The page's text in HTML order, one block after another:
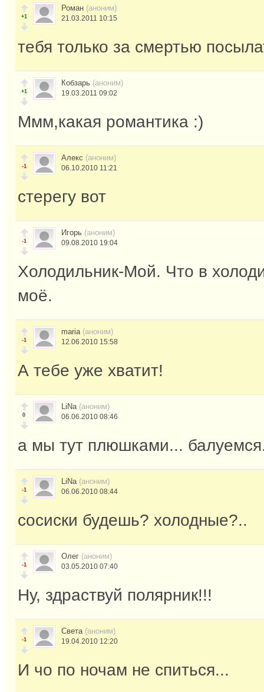
+1
Роман (аноним)
21.03.2011 10:15
тебя только за смертью
+1
Кобзарь (аноним)
19.03.2011 09:02
Ммм,какая романтика :)
-1
Алекс (аноним)
06.10.2010 11:21
стерегу вот
-1
Игорь (аноним)
09.08.2010 19:04
Холодильник-Мой. Что в
моё.
-1
maria (аноним)
12.06.2010 15:58
А тебе уже хватит!
0
LiNa (аноним)
06.06.2010 08:46
а мы тут плюшками...
-1
LiNa (аноним)
06.06.2010 08:44
сосиски будешь? холодные?..
-1
Олег (аноним)
03.05.2010 07:40
Ну, здраствуй полярник!!!
-1
Света (аноним)
19.04.2010 12:20
И чо по ночам не спиться...